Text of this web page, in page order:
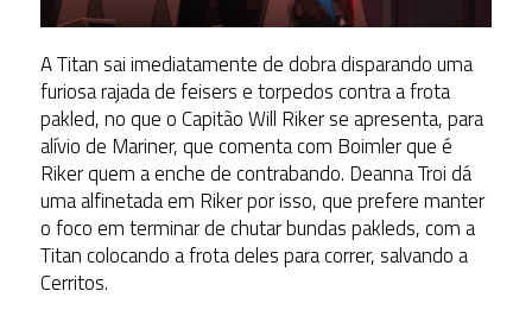
A Titan sai imediatamente de dobra disparando uma
furiosa rajada de feisers e torpedos contra a frota
pakled, no que o Capitão Will Riker se apresenta, para
alívio de Mariner, que comenta com Boimler que é
Riker quem a enche de contrabando. Deanna Troi dá
uma alfinetada em Riker por isso, que prefere manter
o foco em terminar de chutar bundas pakleds, com a
Titan colocando a frota deles para correr, salvando a
Cerritos.